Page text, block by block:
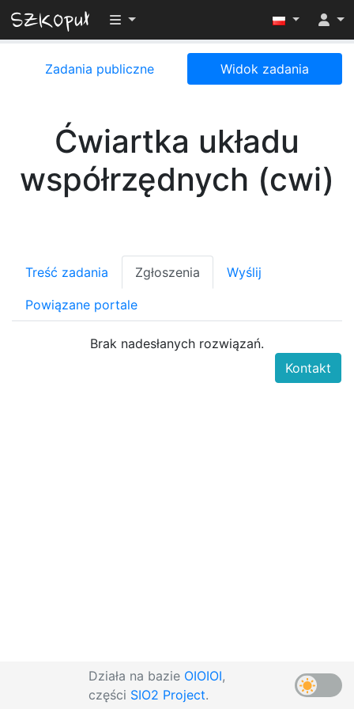
Przełącz widoczność menu
Zadania publiczne Widok zadania
Ćwiartka układu
współrzędnych (cwi)
Treść zadania Zgłoszenia Wyślij
Powiązane portale
Brak nadesłanych rozwiązań.
Działa na bazie OIOIOI,
części SIO2 Project.
Kontakt